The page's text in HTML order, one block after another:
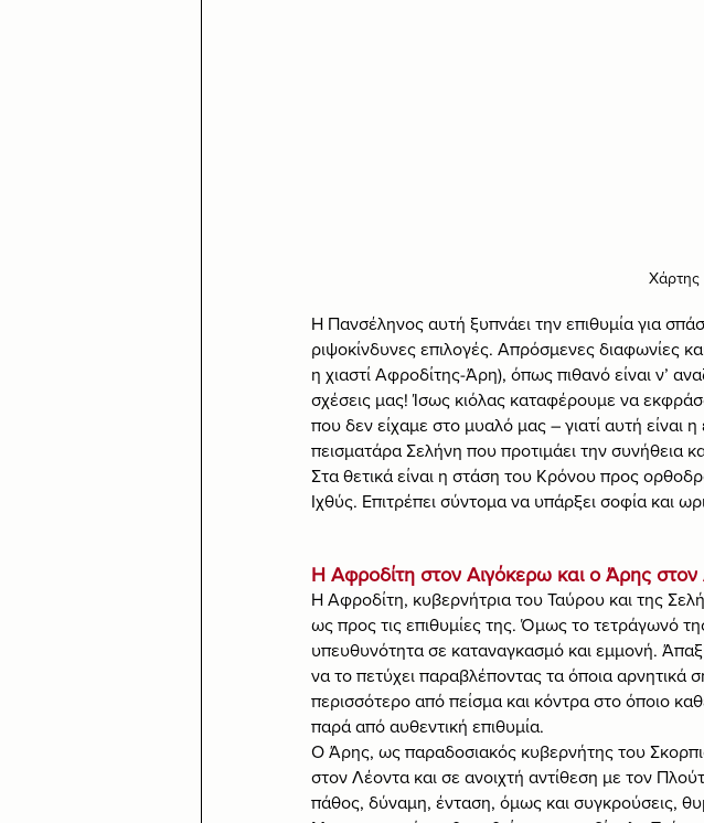
Χάρτης
Η Πανσέληνος αυτή ξυπνάει την επιθυμία για
ριψοκίνδυνες επιλογές. Απρόσμενες διαφωνίες
η χιαστί Αφροδίτης-Άρη), όπως πιθανό είναι ν’
σχέσεις μας! Ίσως κιόλας καταφέρουμε να
που δεν είχαμε στο μυαλό μας – γιατί αυτή
πεισματάρα Σελήνη που προτιμάει την συνήθεια
Στα θετικά είναι η στάση του Κρόνου προς
Ιχθύς. Επιτρέπει σύντομα να υπάρξει σοφία και
Η Αφροδίτη στον Αιγόκερω και ο Άρης
Η Αφροδίτη, κυβερνήτρια του Ταύρου και της
ως προς τις επιθυμίες της. Όμως το τετράγωνό
υπευθυνότητα σε καταναγκασμό και εμμονή.
να το πετύχει παραβλέποντας τα όποια αρνητικά
περισσότερο από πείσμα και κόντρα στο όποιο
παρά από αυθεντική επιθυμία.
Ο Άρης, ως παραδοσιακός κυβερνήτης του
στον Λέοντα και σε ανοιχτή αντίθεση με τον
πάθος, δύναμη, ένταση, όμως και συγκρούσεις,